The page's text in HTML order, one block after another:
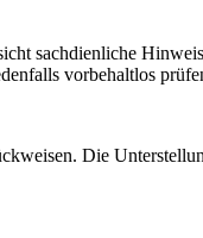
sachdienliche
vorbehaltlos
Die